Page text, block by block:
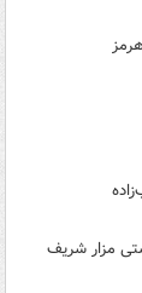
مزار شریف